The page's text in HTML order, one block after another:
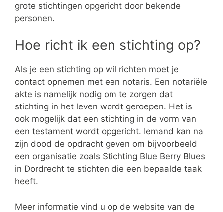
grote stichtingen opgericht door bekende
personen.
Hoe richt ik een stichting op?
Als je een stichting op wil richten moet je
contact opnemen met een notaris. Een notariële
akte is namelijk nodig om te zorgen dat
stichting in het leven wordt geroepen. Het is
ook mogelijk dat een stichting in de vorm van
een testament wordt opgericht. Iemand kan na
zijn dood de opdracht geven om bijvoorbeeld
een organisatie zoals Stichting Blue Berry Blues
in Dordrecht te stichten die een bepaalde taak
heeft.
Meer informatie vind u op de website van de